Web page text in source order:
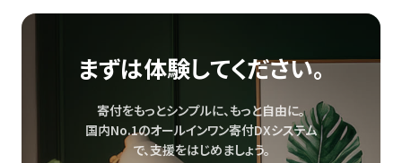
まずは体験してください。
寄付をもっとシンプルに、もっと自由に。
国内No.1のオールインワン寄付DXシステム
で、支援をはじめましょう。